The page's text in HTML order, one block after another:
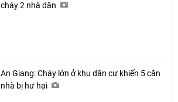
cháy 2 nhà dân
An Giang: Cháy lớn ở khu dân cư khiến 5 căn
nhà bị hư hại